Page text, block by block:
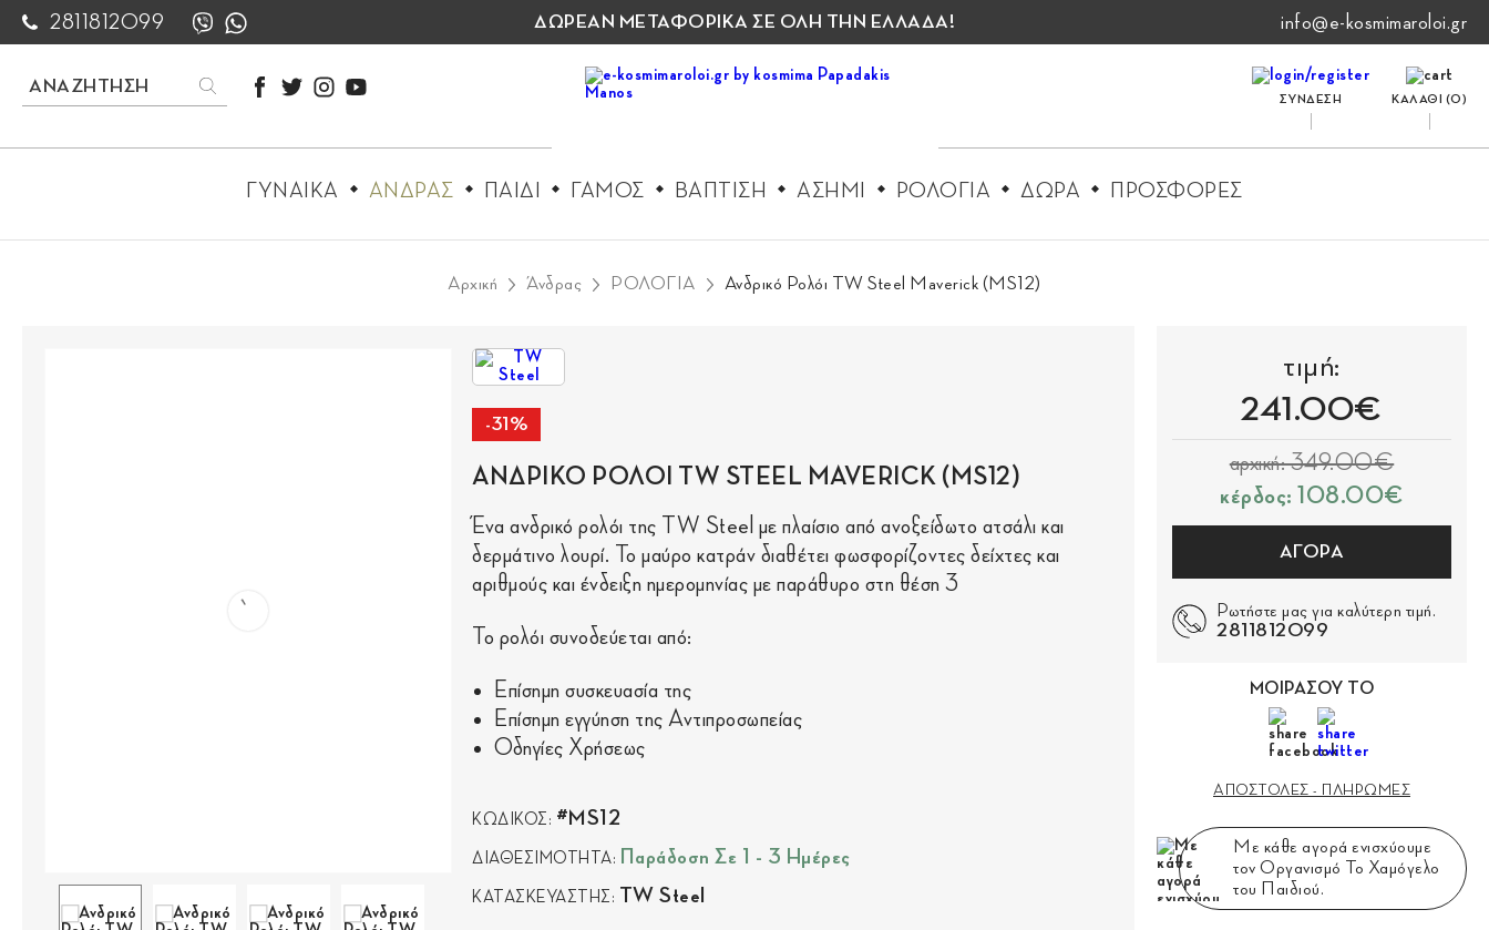
2811812099 ΔΩΡΕΑΝ ΜΕΤΑΦΟΡΙΚΑ ΣΕ ΟΛΗ ΤΗΝ ΕΛΛΑΔΑ! info@e-kosmimaroloi.gr
ΣΥΝΔΕΣΗ ΚΑΛΑΘΙ (0)
ΓΥΝΑΙΚΑ ΑΝΔΡΑΣ ΠΑΙΔΙ ΓΑΜΟΣ ΒΑΠΤΙΣΗ ΑΣΗΜΙ ΡΟΛΟΓΙΑ ΔΩΡΑ ΠΡΟΣΦΟΡΕΣ
Αρχική Άνδρας ΡΟΛΟΓΙΑ Ανδρικό Ρολόι TW Steel Maverick (MS12)
-31%
ΑΝΔΡΙΚΟ ΡΟΛΟΙ TW STEEL MAVERICK (MS12)
Ένα ανδρικό ρολόι της TW Steel με πλαίσιο από ανοξείδωτο ατσάλι και
δερμάτινο λουρί. To μαύρο κατράν διαθέτει φωσφορίζοντες δείχτες και
αριθμούς και ένδειξη ημερομηνίας με παράθυρο στη θέση 3
Το ρολόι συνοδεύεται από:
Επίσημη συσκευασία της
Επίσημη εγγύηση της Αντιπροσωπείας
Οδηγίες Χρήσεως
ΚΩΔΙΚΟΣ: #MS12
ΔΙΑΘΕΣΙΜΟΤΗΤΑ: Παράδοση Σε 1 - 3 Ημέρες
ΚΑΤΑΣΚΕΥΑΣΤΗΣ: TW Steel
τιμή:
241.00€
αρχική: 349.00€
κέρδος: 108.00€
ΑΓΟΡΑ
Ρωτήστε μας για καλύτερη τιμή.
2811812099
ΜΟΙΡΑΣΟΥ ΤΟ
ΑΠΟΣΤΟΛΕΣ - ΠΛΗΡΩΜΕΣ
Με κάθε αγορά ενισχύουμε
τον Οργανισμό Το Χαμόγελο
του Παιδιού.